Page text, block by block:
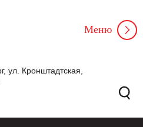
ул. Кронштадтская,
Меню